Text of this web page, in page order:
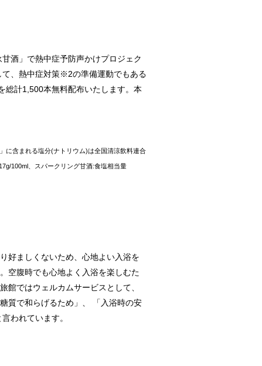
酒」で熱中症予防声かけプロジェク
て、熱中症対策※2の準備運動でもある
総計1,500本無料配布いたします。本
に含まれる塩分(ナトリウム)は全国清涼飲料連合
100ml、スパークリング甘酒:食塩相当量
好ましくないため、心地よい入浴を
空腹時でも心地よく入浴を楽しむた
館ではウェルカムサービスとして、
質で和らげるため」、 「入浴時の安
われています。